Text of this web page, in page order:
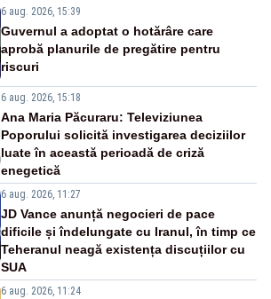
6 aug. 2026, 15:39
Guvernul a adoptat o hotărâre care
aprobă planurile de pregătire pentru
riscuri
6 aug. 2026, 15:18
Ana Maria Păcuraru: Televiziunea
Poporului solicită investigarea deciziilor
luate în această perioadă de criză
enegetică
6 aug. 2026, 11:27
JD Vance anunță negocieri de pace
dificile și îndelungate cu Iranul, în timp ce
Teheranul neagă existența discuțiilor cu
SUA
6 aug. 2026, 11:24